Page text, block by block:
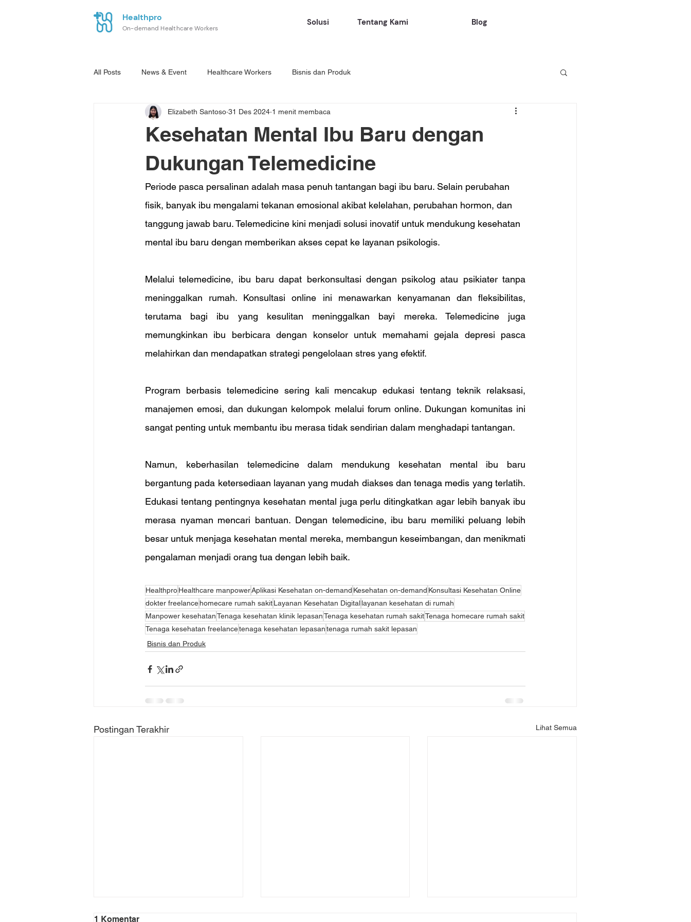
Healthpro
On-demand Healthcare Workers
Solusi Tentang Kami Blog
All Posts News & Event Healthcare Workers Bisnis dan Produk
Kesehatan Mental Ibu Baru dengan
Dukungan Telemedicine
Elizabeth Santoso 31 Des 2024 1 menit membaca
Periode pasca persalinan adalah masa penuh tantangan bagi ibu baru. Selain perubahan
fisik, banyak ibu mengalami tekanan emosional akibat kelelahan, perubahan hormon, dan
tanggung jawab baru. Telemedicine kini menjadi solusi inovatif untuk mendukung kesehatan
mental ibu baru dengan memberikan akses cepat ke layanan psikologis.
Melalui telemedicine, ibu baru dapat berkonsultasi dengan psikolog atau psikiater tanpa
meninggalkan rumah. Konsultasi online ini menawarkan kenyamanan dan fleksibilitas,
terutama bagi ibu yang kesulitan meninggalkan bayi mereka. Telemedicine juga
memungkinkan ibu berbicara dengan konselor untuk memahami gejala depresi pasca
melahirkan dan mendapatkan strategi pengelolaan stres yang efektif.
Program berbasis telemedicine sering kali mencakup edukasi tentang teknik relaksasi,
manajemen emosi, dan dukungan kelompok melalui forum online. Dukungan komunitas ini
sangat penting untuk membantu ibu merasa tidak sendirian dalam menghadapi tantangan.
Namun, keberhasilan telemedicine dalam mendukung kesehatan mental ibu baru
bergantung pada ketersediaan layanan yang mudah diakses dan tenaga medis yang terlatih.
Edukasi tentang pentingnya kesehatan mental juga perlu ditingkatkan agar lebih banyak ibu
merasa nyaman mencari bantuan. Dengan telemedicine, ibu baru memiliki peluang lebih
besar untuk menjaga kesehatan mental mereka, membangun keseimbangan, dan menikmati
pengalaman menjadi orang tua dengan lebih baik.
HealthproHealthcare manpowerAplikasi Kesehatan on-demand Kesehatan on-demand Konsultasi Kesehatan Online
dokter freelancehomecare rumah sakitLayanan Kesehatan Digitallayanan kesehatan di rumah
Manpower kesehatanTenaga kesehatan klinik lepasanTenaga kesehatan rumah sakitTenaga homecare rumah sakit
Tenaga kesehatan freelancetenaga kesehatan lepasantenaga rumah sakit lepasan
Bisnis dan Produk
Postingan Terakhir Lihat Semua
1 Komentar